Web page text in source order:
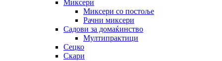
Миксери
Миксери со постоље
Рачни миксери
Садови за домаќинство
Мултипрактици
Сецко
Скари